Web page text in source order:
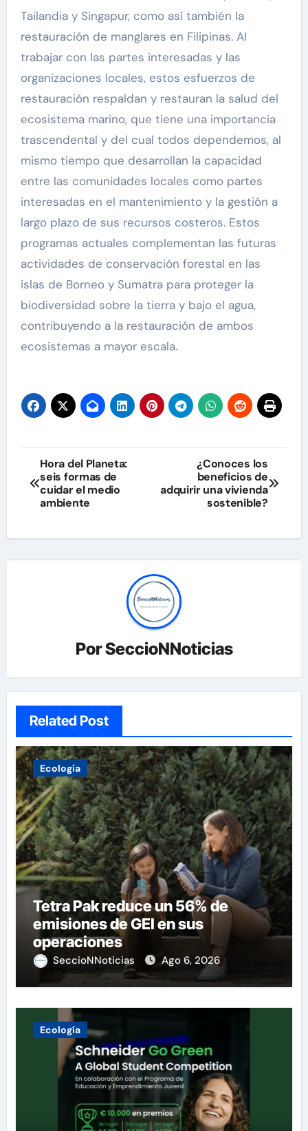
Tailandia y Singapur, como así también la
restauración de manglares en Filipinas. Al
trabajar con las partes interesadas y las
organizaciones locales, estos esfuerzos de
restauración respaldan y restauran la salud del
ecosistema marino, que tiene una importancia
trascendental y del cual todos dependemos, al
mismo tiempo que desarrollan la capacidad
entre las comunidades locales como partes
interesadas en el mantenimiento y la gestión a
largo plazo de sus recursos costeros. Estos
programas actuales complementan las futuras
actividades de conservación forestal en las
islas de Borneo y Sumatra para proteger la
biodiversidad sobre la tierra y bajo el agua,
contribuyendo a la restauración de ambos
ecosistemas a mayor escala.
Navegación
de
Hora del Planeta:
seis formas de
cuidar el medio
ambiente
¿Conoces los
beneficios de
adquirir una vivienda
sostenible?
PorSeccioNNoticias
Related Post
Ecología
Tetra Pak reduce un 56% de
emisiones de GEI en sus
operaciones
SeccioNNoticias Ago 6, 2026
Ecología